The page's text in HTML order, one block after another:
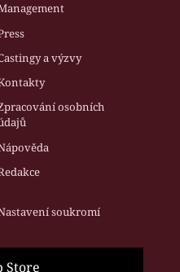
a výzvy
osobních
soukromí
Store